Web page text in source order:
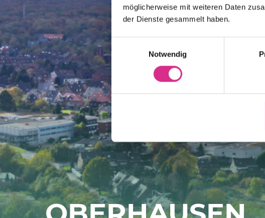
möglicherweise mit weiteren Daten
der Dienste gesammelt haben.
Notwendig